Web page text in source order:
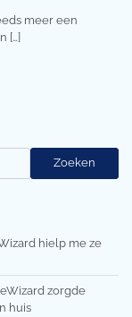
meer een
[…]
Zoeken
hielp me ze
zorgde
huis